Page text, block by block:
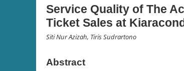
Service Quality of The
Ticket Sales at
Siti Nur Azizah, Tiris Sudrartono
Abstract